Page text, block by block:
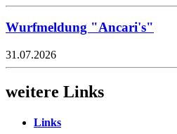
Wurfmeldung "Ancari's"
31.07.2026
weitere Links
Links